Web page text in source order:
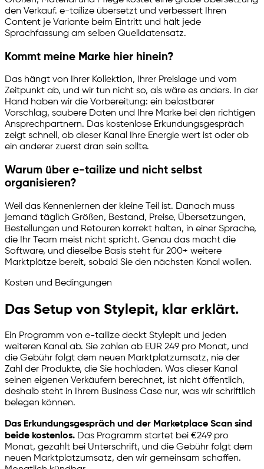
den Verkauf. e-tailize übersetzt und verbessert Ihren
Content je Variante beim Eintritt und hält jede
Sprachfassung am selben Quelldatensatz.
Kommt meine Marke hier hinein?
Das hängt von Ihrer Kollektion, Ihrer Preislage und vom
Zeitpunkt ab, und wir tun nicht so, als wäre es anders. In der
Hand haben wir die Vorbereitung: ein belastbarer
Vorschlag, saubere Daten und Ihre Marke bei den richtigen
Ansprechpartnern. Das kostenlose Erkundungsgespräch
zeigt schnell, ob dieser Kanal Ihre Energie wert ist oder ob
ein anderer zuerst dran sein sollte.
Warum über e-tailize und nicht selbst
organisieren?
Weil das Kennenlernen der kleine Teil ist. Danach muss
jemand täglich Größen, Bestand, Preise, Übersetzungen,
Bestellungen und Retouren korrekt halten, in einer Sprache,
die Ihr Team meist nicht spricht. Genau das macht die
Software, und dieselbe Basis steht für 200+ weitere
Marktplätze bereit, sobald Sie den nächsten Kanal wollen.
Kosten und Bedingungen
Das Setup von Stylepit, klar erklärt.
Ein Programm von e-tailize deckt Stylepit und jeden
weiteren Kanal ab. Sie zahlen ab EUR 249 pro Monat, und
die Gebühr folgt dem neuen Marktplatzumsatz, nie der
Zahl der Produkte, die Sie hochladen. Was dieser Kanal
seinen eigenen Verkäufern berechnet, ist nicht öffentlich,
deshalb steht in Ihrem Business Case nur, was wir schriftlich
belegen können.
Das Erkundungsgespräch und der Marketplace Scan sind
beide kostenlos. Das Programm startet bei €249 pro
Monat, gezahlt bei Unterschrift, und die Gebühr folgt dem
neuen Marktplatzumsatz, den wir gemeinsam schaffen.